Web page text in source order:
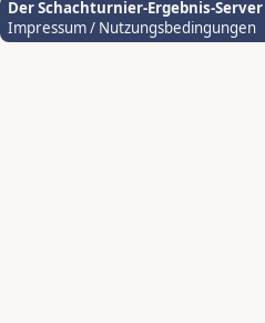
Der Schachturnier-Ergebnis-Server
Impressum / Nutzungsbedingungen